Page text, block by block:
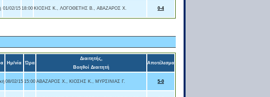
01/02/15 18:00 ΚΙΟΣΗΣ Κ., ΛΟΓΟΘΕΤΗΣ Β., ΑΒΑΖΑΡΟΣ Χ. 0-4
Ημ/νία Ώρα
Διαιτητής,
Βοηθοί Διαιτητή
Αποτέλεσμα
08/02/15 15:00 ΑΒΑΖΑΡΟΣ Χ., ΚΙΟΣΗΣ Κ., ΜΥΡΣΙΝΙΑΣ Γ. 5-0